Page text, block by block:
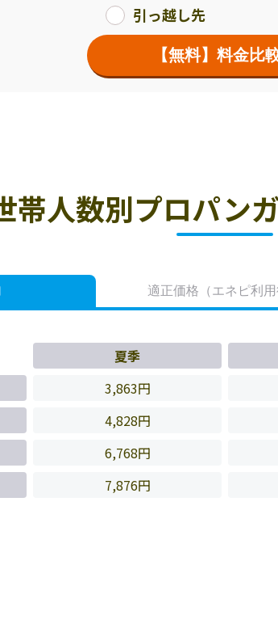
引っ越し先
【無料】料金比
帯人数別プロパン
適正価格 （エネピ利用
夏季
3,863円
4,828円
6,768円
7,876円